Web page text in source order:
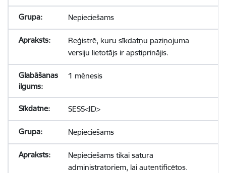
Nepieciešams
Reģistrē, kuru sīkdatņu paziņojuma
versiju lietotājs ir apstiprinājis.
1 mēnesis
SESS<ID>
Nepieciešams
Nepieciešams tikai satura
administratoriem, lai autentificētos.